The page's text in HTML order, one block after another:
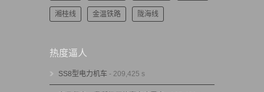
湘桂线 金温铁路 陇海线
热度逼人
SS8型电力机车 - 209,425 s